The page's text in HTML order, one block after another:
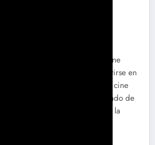
el prolífico Raúl Perrone
los rótulos previos para convertirse en
del sector independiente del cine
como norte, el realizador oriundo de
los años ’70 para imaginar la
plena dictadura militar.